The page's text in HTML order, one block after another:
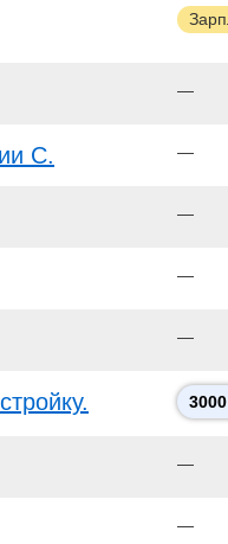
—
С. —
—
—
—
3000
—
—